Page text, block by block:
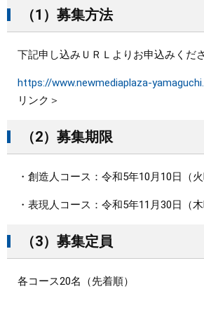
（1）募集方法
下記申し込みＵＲＬよりお申込みくださ
https://www.newmediaplaza-
リンク＞
（2）募集期限
・創造人コース：令和5年10月10日（
・表現人コース：令和5年11月30日（
（3）募集定員
各コース20名（先着順）